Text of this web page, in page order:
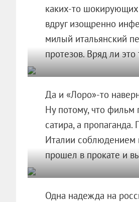
каких-то шокирующих
вдруг изощренно
милый итальянский
протезов. Вряд ли
Да и «Лоро»-то
Ну потому, что фильм
сатира, а
Италии соблюдением
прошел в прокате и
Одна надежда на